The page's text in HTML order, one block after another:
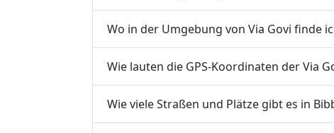
Wo in der Umgebung von Via Govi finde
Wie lauten die GPS-Koordinaten der Via
Wie viele Straßen und Plätze gibt es in